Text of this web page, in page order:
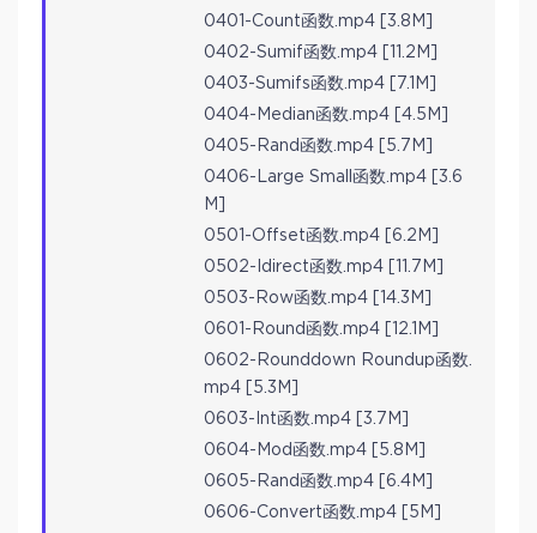
0401-Count函数.mp4 [3.8M]
0402-Sumif函数.mp4 [11.2M]
0403-Sumifs函数.mp4 [7.1M]
0404-Median函数.mp4 [4.5M]
0405-Rand函数.mp4 [5.7M]
0406-Large Small函数.mp4 [3.6
M]
0501-Offset函数.mp4 [6.2M]
0502-Idirect函数.mp4 [11.7M]
0503-Row函数.mp4 [14.3M]
0601-Round函数.mp4 [12.1M]
0602-Rounddown Roundup函数.
mp4 [5.3M]
0603-Int函数.mp4 [3.7M]
0604-Mod函数.mp4 [5.8M]
0605-Rand函数.mp4 [6.4M]
0606-Convert函数.mp4 [5M]